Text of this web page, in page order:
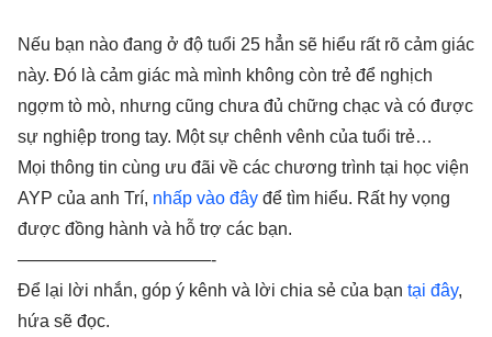
Nếu bạn nào đang ở độ tuổi 25 hẳn sẽ hiểu rất rõ cảm giác
này. Đó là cảm giác mà mình không còn trẻ để nghịch
ngợm tò mò, nhưng cũng chưa đủ chững chạc và có được
sự nghiệp trong tay. Một sự chênh vênh của tuổi trẻ…
Mọi thông tin cùng ưu đãi về các chương trình tại học viện
AYP của anh Trí, ⁠⁠⁠⁠⁠nhấp vào đây⁠⁠⁠⁠⁠ để tìm hiểu. Rất hy vọng
được đồng hành và hỗ trợ các bạn.
———————————-
Để lại lời nhắn, góp ý kênh và lời chia sẻ của bạn ⁠⁠⁠⁠⁠tại đây⁠⁠⁠⁠⁠,
hứa sẽ đọc.